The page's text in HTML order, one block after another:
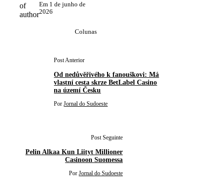
Em 1 de junho de
2026
Colunas
Post Anterior
Od nedůvěřivého k fanouškovi: Má
vlastní cesta skrze BetLabel Casino
na území Česku
PorJornal do Sudoeste
Post Seguinte
Pelin Alkaa Kun Liityt Millioner
Casinoon Suomessa
PorJornal do Sudoeste